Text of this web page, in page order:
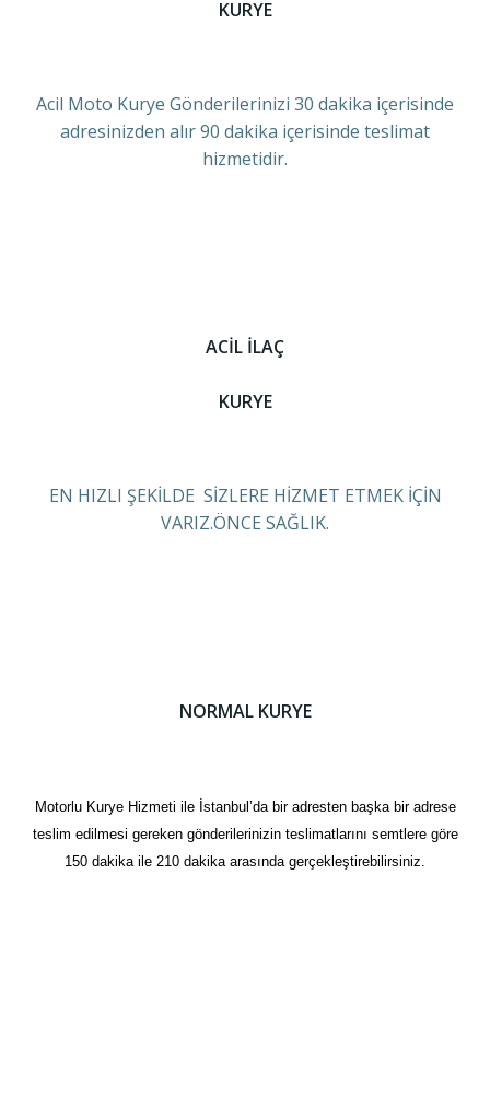
KURYE
Acil Moto Kurye Gönderilerinizi 30 dakika içerisinde
adresinizden alır 90 dakika içerisinde teslimat
hizmetidir.
ACİL İLAÇ
KURYE
EN HIZLI ŞEKİLDE SİZLERE HİZMET ETMEK İÇİN
VARIZ.ÖNCE SAĞLIK.
NORMAL KURYE
Motorlu Kurye Hizmeti ile İstanbul’da bir adresten başka bir adrese
teslim edilmesi gereken gönderilerinizin teslimatlarını semtlere göre
150 dakika ile 210 dakika arasında gerçekleştirebilirsiniz.